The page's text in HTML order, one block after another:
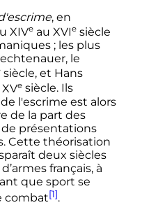
, en
XIVe au XVIe siècle
; les plus
le
siècle, et Hans
XVe siècle. Ils
l'escrime est alors
de la part des
de présentations
Cette théorisation
deux siècles
français, à
que sport se
combat[1].